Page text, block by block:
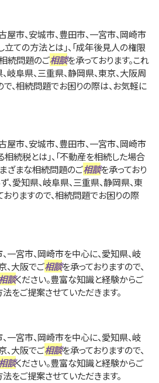
市、安城市、豊田市、一宮市、岡崎市
ての方法とは」、「成年後見人の権限
続問題のご相談を承っております。これ
岐阜県、三重県、静岡県、東京、大阪周
、相続問題でお困りの際は、お気軽に
市、安城市、豊田市、一宮市、岡崎市
続税とは」、「不動産を相続した場合
ざまな相続問題のご相談を承っており
、愛知県、岐阜県、三重県、静岡県、東
りますので、相続問題でお困りの際
一宮市、岡崎市を中心に、愛知県、岐
、大阪でご相談を承っておりますので、
談ください。豊富な知識と経験からご
をご提案させていただきます。
一宮市、岡崎市を中心に、愛知県、岐
、大阪でご相談を承っておりますので、
談ください。豊富な知識と経験からご
をご提案させていただきます。